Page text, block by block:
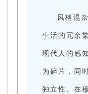
风格混
生活的冗余
现代人的感
为碎片，同
独立性。在